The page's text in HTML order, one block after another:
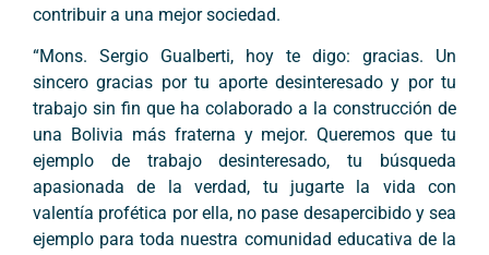
contribuir a una mejor sociedad.
“Mons. Sergio Gualberti, hoy te digo: gracias. Un
sincero gracias por tu aporte desinteresado y por tu
trabajo sin fin que ha colaborado a la construcción de
una Bolivia más fraterna y mejor. Queremos que tu
ejemplo de trabajo desinteresado, tu búsqueda
apasionada de la verdad, tu jugarte la vida con
valentía profética por ella, no pase desapercibido y sea
ejemplo para toda nuestra comunidad educativa de la